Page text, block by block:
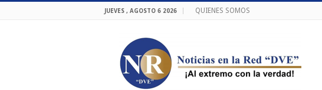
JUEVES , AGOSTO 6 2026 QUIENES SOMOS